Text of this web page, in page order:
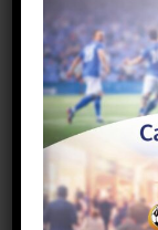
Sala, María del
Aniorte,
Marín, Victoria
Aznar Cutillas,
Juvenil
Carreres
Lozano Galván,